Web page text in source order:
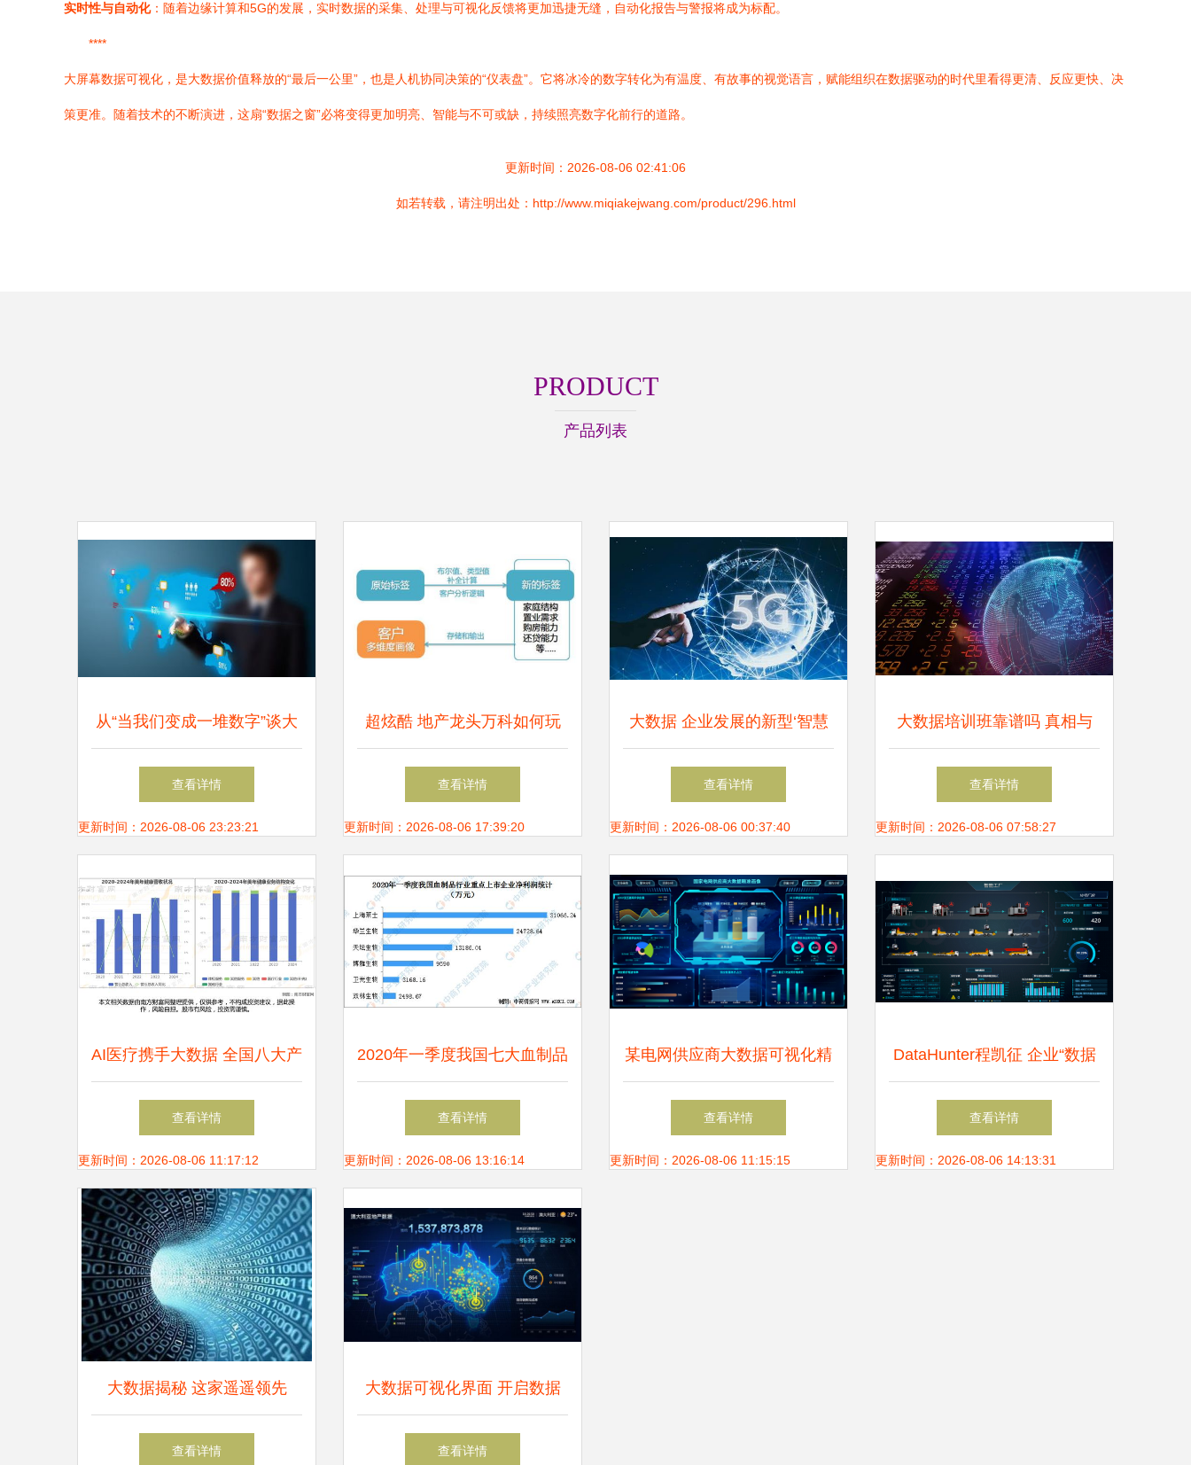
实时性与自动化：随着边缘计算和5G的发展，实时数据的采集、处理与可视化反馈将更加迅捷无缝，自动化报告与警报将成为标配。
****
大屏幕数据可视化，是大数据价值释放的“最后一公里”，也是人机协同决策的“仪表盘”。它将冰冷的数字转化为有温度、有故事的视觉语言，赋能组织在数据驱动的时代里看得更清、反应更快、决
策更准。随着技术的不断演进，这扇“数据之窗”必将变得更加明亮、智能与不可或缺，持续照亮数字化前行的道路。
更新时间：2026-08-06 02:41:06
如若转载，请注明出处：http://www.miqiakejwang.com/product/296.html
PRODUCT
产品列表
从“当我们变成一堆数字”谈大
数据时代的机遇与隐忧
查看详情
更新时间：2026-08-06 23:23:21
超炫酷 地产龙头万科如何玩
转大数据
查看详情
更新时间：2026-08-06 17:39:20
大数据 企业发展的新型‘智慧
眼’，它能解决哪些关键难题？
查看详情
更新时间：2026-08-06 00:37:40
大数据培训班靠谱吗 真相与
选择指南
查看详情
更新时间：2026-08-06 07:58:27
AI医疗携手大数据 全国八大产
业链龙头全景无死角梳理，读
懂这一篇就够了
查看详情
更新时间：2026-08-06 11:17:12
2020年一季度我国七大血制品
上市公司经营业绩汇总一览
图
查看详情
更新时间：2026-08-06 13:16:14
某电网供应商大数据可视化精
准画像的应用实践
查看详情
更新时间：2026-08-06 11:15:15
DataHunter程凯征 企业“数据
意识”逐步觉醒，一切业务都
将会数据化
查看详情
更新时间：2026-08-06 14:13:31
大数据揭秘 这家遥遥领先
的“奥迪体系”，智能化工艺细
查看详情
大数据可视化界面 开启数据
之美的艺术与科学
查看详情